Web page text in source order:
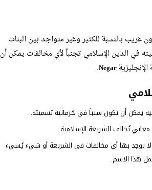
بالنسبة للكثير وغير متواجد بين البنات
في الدين الإسلامي تجنباً لأي مخالفات يمكن أن
Negar
.
يمكن أن تكون سبباً في حُرمانية تسميته.
تُخالف الشريعة الإسلامية.
لا يوجد بها أي مخالفات في الشريعة أو شيء يُسيء
هذا الاسم.